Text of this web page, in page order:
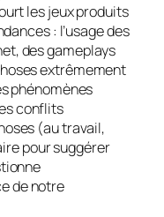
les jeux produits
: l’usage des
des gameplays
extrêmement
phénomènes
conflits
(au travail,
pour suggérer
de notre